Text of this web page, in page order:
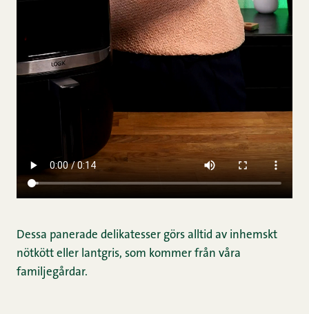
Dessa panerade delikatesser görs alltid av inhemskt
nötkött eller lantgris, som kommer från våra
familjegårdar.